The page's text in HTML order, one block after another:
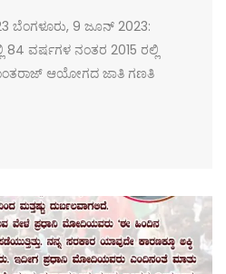
ಬೆಂಗಳೂರು, 9 ಜೂನ್ 2023:
84 ವರ್ಷಗಳ ನಂತರ 2015 ರಲ್ಲಿ
ಆಯೋಗದ ಜಾತಿ ಗಣತಿ